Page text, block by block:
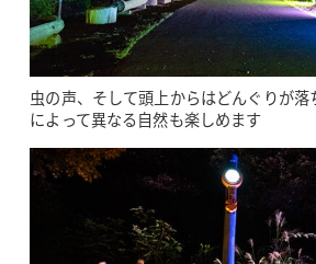
虫の声、そして頭上からはどんぐりが
によって異なる自然も楽しめます